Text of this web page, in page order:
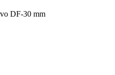
DF-30 mm